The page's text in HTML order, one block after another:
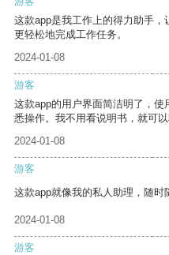
这款app是我工作上的得力助手
更轻松地完成工作任务。
2024-01-08
游客
这款app的用户界面简洁明了，
悉操作。我不用看说明书，就可以
2024-01-08
游客
这款app就像我的私人助理，随时
2024-01-08
游客